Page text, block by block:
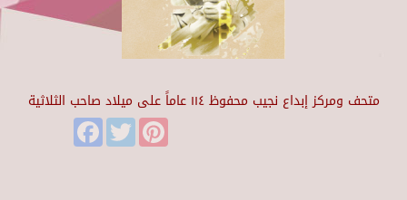
متحف ومركز إبداع نجيب محفوظ ١١٤ عاماً على ميلاد صاحب الثلاثية
FacebookTwitter